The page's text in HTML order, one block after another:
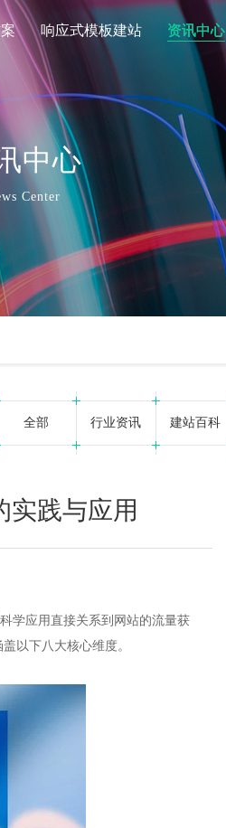
响应式模板建站 资讯中心
中心
Center
全部 行业资讯 建站百科
实践与应用
学应用直接关系到网站的流量获
以下八大核心维度。​